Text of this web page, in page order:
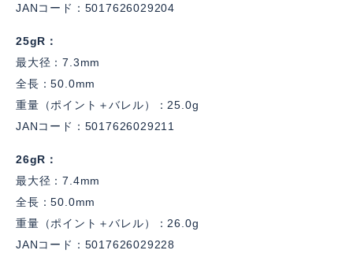
JANコード：5017626029204
25gR
最大径：7.3mm
全長：50.0mm
重量（ポイント＋バレル）：25.0g
JANコード：5017626029211
26gR
最大径：7.4mm
全長：50.0mm
重量（ポイント＋バレル）：26.0g
JANコード：5017626029228